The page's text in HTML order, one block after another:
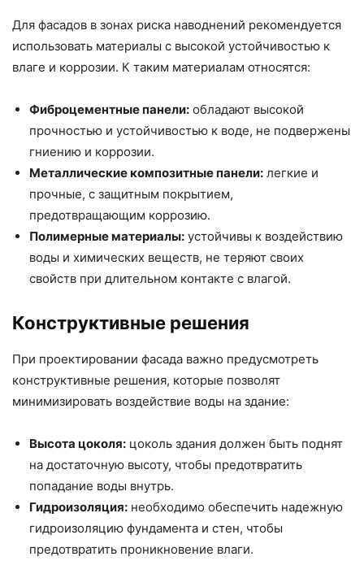
Для фасадов в зонах риска наводнений рекомендуется
использовать материалы с высокой устойчивостью к
влаге и коррозии. К таким материалам относятся:
Фиброцементные панели: обладают высокой
прочностью и устойчивостью к воде, не подвержены
гниению и коррозии.
Металлические композитные панели: легкие и
прочные, с защитным покрытием,
предотвращающим коррозию.
Полимерные материалы: устойчивы к воздействию
воды и химических веществ, не теряют своих
свойств при длительном контакте с влагой.
Конструктивные решения
При проектировании фасада важно предусмотреть
конструктивные решения, которые позволят
минимизировать воздействие воды на здание:
Высота цоколя: цоколь здания должен быть поднят
на достаточную высоту, чтобы предотвратить
попадание воды внутрь.
Гидроизоляция: необходимо обеспечить надежную
гидроизоляцию фундамента и стен, чтобы
предотвратить проникновение влаги.